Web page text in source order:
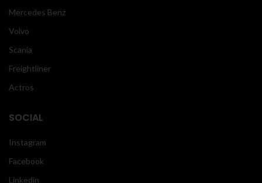
Mercedes Benz
Volvo
Scania
Freightliner
Actros
SOCIAL
Instagram
Facebook
Linkedin